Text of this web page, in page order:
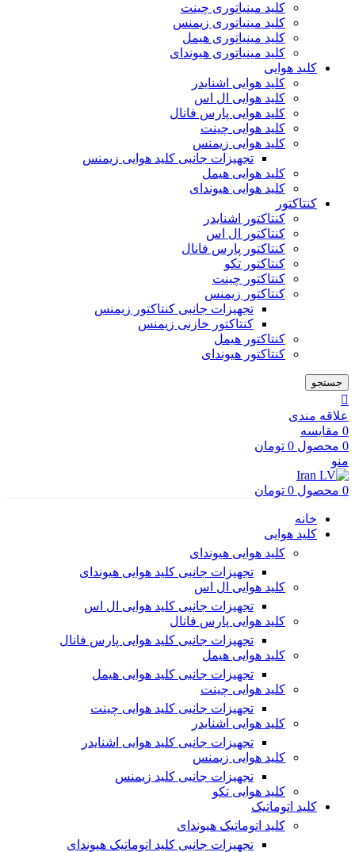
کلید مینیاتوری چینت
کلید مینیاتوری زیمنس
کلید مینیاتوری هیمل
کلید مینیاتوری هیوندای
کلید هوایی
کلید هوایی اشنایدر
کلید هوایی ال اس
کلید هوایی پارس فانال
کلید هوایی چینت
کلید هوایی زیمنس
تجهیزات جانبی کلید هوایی زیمنس
کلید هوایی هیمل
کلید هوایی هیوندای
کنتاکتور
کنتاکتور اشنایدر
کنتاکتور ال اس
کنتاکتور پارس فانال
کنتاکتور تکو
کنتاکتور چینت
کنتاکتور زیمنس
تجهیزات جانبی کنتاکتور زیمنس
کنتاکتور خازنی زیمنس
کنتاکتور هیمل
کنتاکتور هیوندای
جستجو
علاقه مندی
0 مقایسه
0 محصول 0 تومان
منو
0 محصول 0 تومان
خانه
کلید هوایی
کلید هوایی هیوندای
تجهیزات جانبی کلید هوایی هیوندای
کلید هوایی ال اس
تجهیزات جانبی کلید هوایی ال اس
کلید هوایی پارس فانال
تجهیزات جانبی کلید هوایی پارس فانال
کلید هوایی هیمل
تجهیزات جانبی کلید هوایی هیمل
کلید هوایی چینت
تجهیزات جانبی کلید هوایی چینت
کلید هوایی اشنایدر
تجهیزات جانبی کلید هوایی اشنایدر
کلید هوایی زیمنس
تجهیزات جانبی کلید زیمنس
کلید هوایی تکو
کلید اتوماتیک
کلید اتوماتیک هیوندای
تجهیزات جانبی کلید اتوماتیک هیوندای